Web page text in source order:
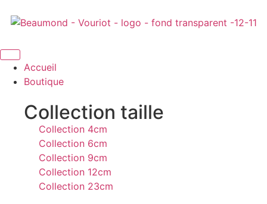
Accueil
Boutique
Collection taille
Collection 4cm
Collection 6cm
Collection 9cm
Collection 12cm
Collection 23cm